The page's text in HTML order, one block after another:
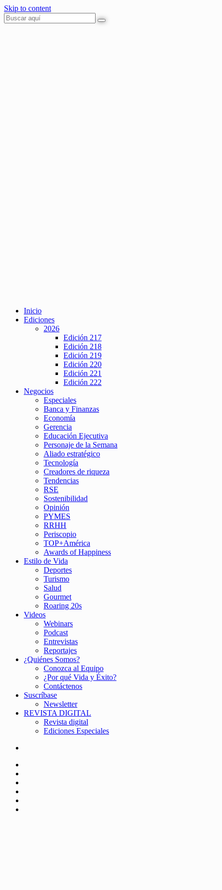
Skip to content
Inicio
Ediciones
2026
Edición 217
Edición 218
Edición 219
Edición 220
Edición 221
Edición 222
Negocios
Especiales
Banca y Finanzas
Economía
Gerencia
Educación Ejecutiva
Personaje de la Semana
Aliado estratégico
Tecnología
Creadores de riqueza
Tendencias
RSE
Sostenibilidad
Opinión
PYMES
RRHH
Periscopio
TOP+América
Awards of Happiness
Estilo de Vida
Deportes
Turismo
Salud
Gourmet
Roaring 20s
Videos
Webinars
Podcast
Entrevistas
Reportajes
¿Quiénes Somos?
Conozca al Equipo
¿Por qué Vida y Éxito?
Contáctenos
Suscríbase
Newsletter
REVISTA DIGITAL
Revista digital
Ediciones Especiales